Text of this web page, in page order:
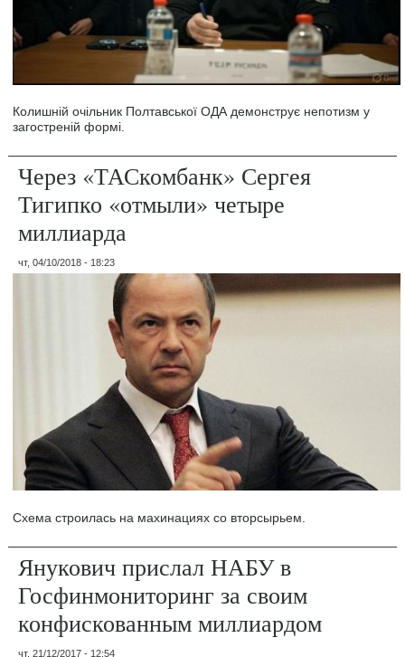
Колишній очільник Полтавської ОДА демонструє непотизм у
загостреній формі.
Через «ТАСкомбанк» Сергея
Тигипко «отмыли» четыре
миллиарда
чт, 04/10/2018 - 18:23
Схема строилась на махинациях со вторсырьем.
Янукович прислал НАБУ в
Госфинмониторинг за своим
конфискованным миллиардом
чт, 21/12/2017 - 12:54